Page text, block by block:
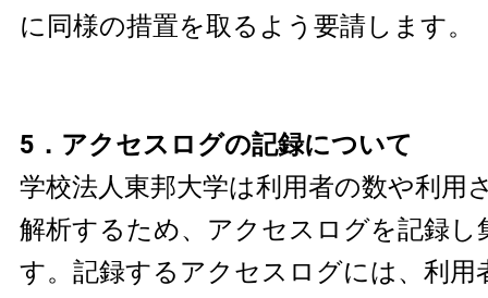
に同様の措置を取るよう要請します。
5．アクセスログの記録について
学校法人東邦大学は利用者の数や利用
解析するため、アクセスログを記録し
す。記録するアクセスログには、利用